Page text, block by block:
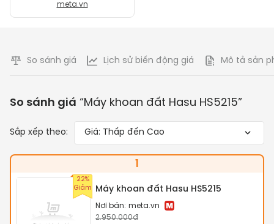
meta.vn
So sánh giá Lịch sử biến động giá Mô tả sản
So sánh giá “Máy khoan đất Hasu HS5215”
Sắp xếp theo: Giá: Thấp đến Cao
1
22%
Giảm
Máy khoan đất Hasu HS5215
Nơi bán: meta.vn
2.950.000đ